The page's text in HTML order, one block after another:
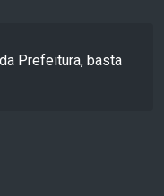
Prefeitura, basta